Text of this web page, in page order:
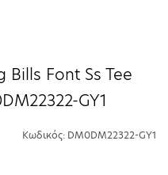
Bills Font Ss Tee
GY1
Κωδικός: DM0DM22322-GY1